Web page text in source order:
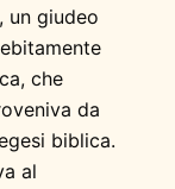
un giudeo
che
da
biblica.
al